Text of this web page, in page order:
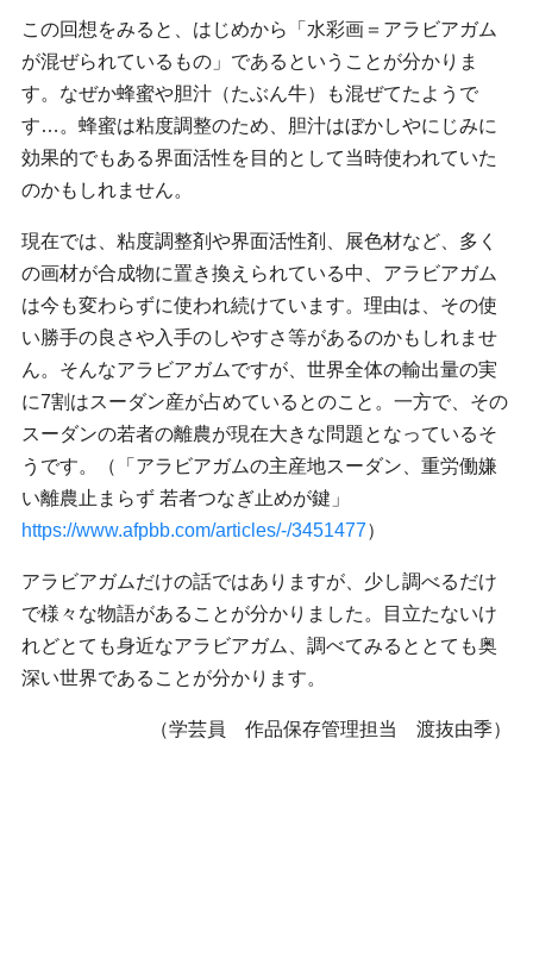
この回想をみると、はじめから「水彩画＝アラビアガム
が混ぜられているもの」であるということが分かりま
す。なぜか蜂蜜や胆汁（たぶん牛）も混ぜてたようで
す…。蜂蜜は粘度調整のため、胆汁はぼかしやにじみに
効果的でもある界面活性を目的として当時使われていた
のかもしれません。
現在では、粘度調整剤や界面活性剤、展色材など、多く
の画材が合成物に置き換えられている中、アラビアガム
は今も変わらずに使われ続けています。理由は、その使
い勝手の良さや入手のしやすさ等があるのかもしれませ
ん。そんなアラビアガムですが、世界全体の輸出量の実
に7割はスーダン産が占めているとのこと。一方で、その
スーダンの若者の離農が現在大きな問題となっているそ
うです。（「アラビアガムの主産地スーダン、重労働嫌
い離農止まらず 若者つなぎ止めが鍵」
https://www.afpbb.com/articles/-/3451477）
アラビアガムだけの話ではありますが、少し調べるだけ
で様々な物語があることが分かりました。目立たないけ
れどとても身近なアラビアガム、調べてみるととても奥
深い世界であることが分かります。
（学芸員 作品保存管理担当 渡抜由季）